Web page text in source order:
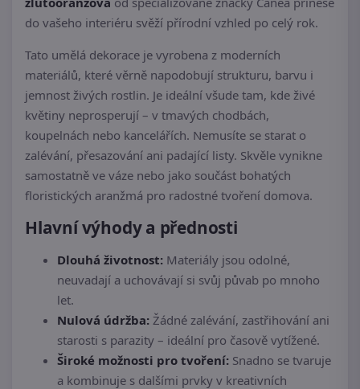
do vašeho interiéru svěží přírodní vzhled po celý rok.
Tato umělá dekorace je vyrobena z moderních
materiálů, které věrně napodobují strukturu, barvu i
jemnost živých rostlin. Je ideální všude tam, kde živé
květiny neprosperují – v tmavých chodbách,
koupelnách nebo kancelářích. Nemusíte se starat o
zalévání, přesazování ani padající listy. Skvěle vynikne
samostatně ve váze nebo jako součást bohatých
floristických aranžmá pro radostné tvoření domova.
Hlavní výhody a přednosti
Dlouhá životnost: Materiály jsou odolné,
neuvadají a uchovávají si svůj půvab po mnoho
let.
Nulová údržba: Žádné zalévání, zastřihování ani
starosti s parazity – ideální pro časově vytížené.
Široké možnosti pro tvoření: Snadno se tvaruje
a kombinuje s dalšími prvky v kreativních